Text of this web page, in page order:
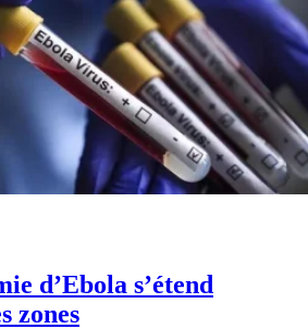
zones